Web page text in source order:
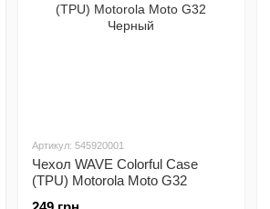
Артикул: 545920001
Чехол WAVE Colorful Case
(TPU) Motorola Moto G32